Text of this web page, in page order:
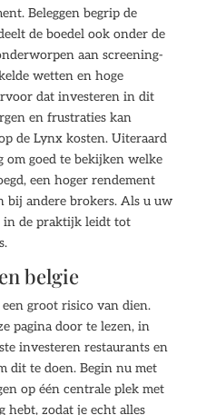
Beleggen begrip de
de boedel ook onder de
aan screening-
wetten en hoge
dat investeren in dit
en frustraties kan
de Lynx kosten. Uiteraard
goed te bekijken welke
een hoger rendement
bij andere brokers. Als u uw
in de praktijk leidt tot
belgie
groot risico van dien.
pagina door te lezen, in
investeren restaurants en
dit te doen. Begin nu met
op één centrale plek met
hebt, zodat je echt alles